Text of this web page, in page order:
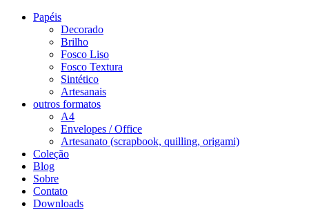
Papéis
Decorado
Brilho
Fosco Liso
Fosco Textura
Sintético
Artesanais
outros formatos
A4
Envelopes / Office
Artesanato (scrapbook, quilling, origami)
Coleção
Blog
Sobre
Contato
Downloads